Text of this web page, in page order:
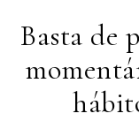
Basta de